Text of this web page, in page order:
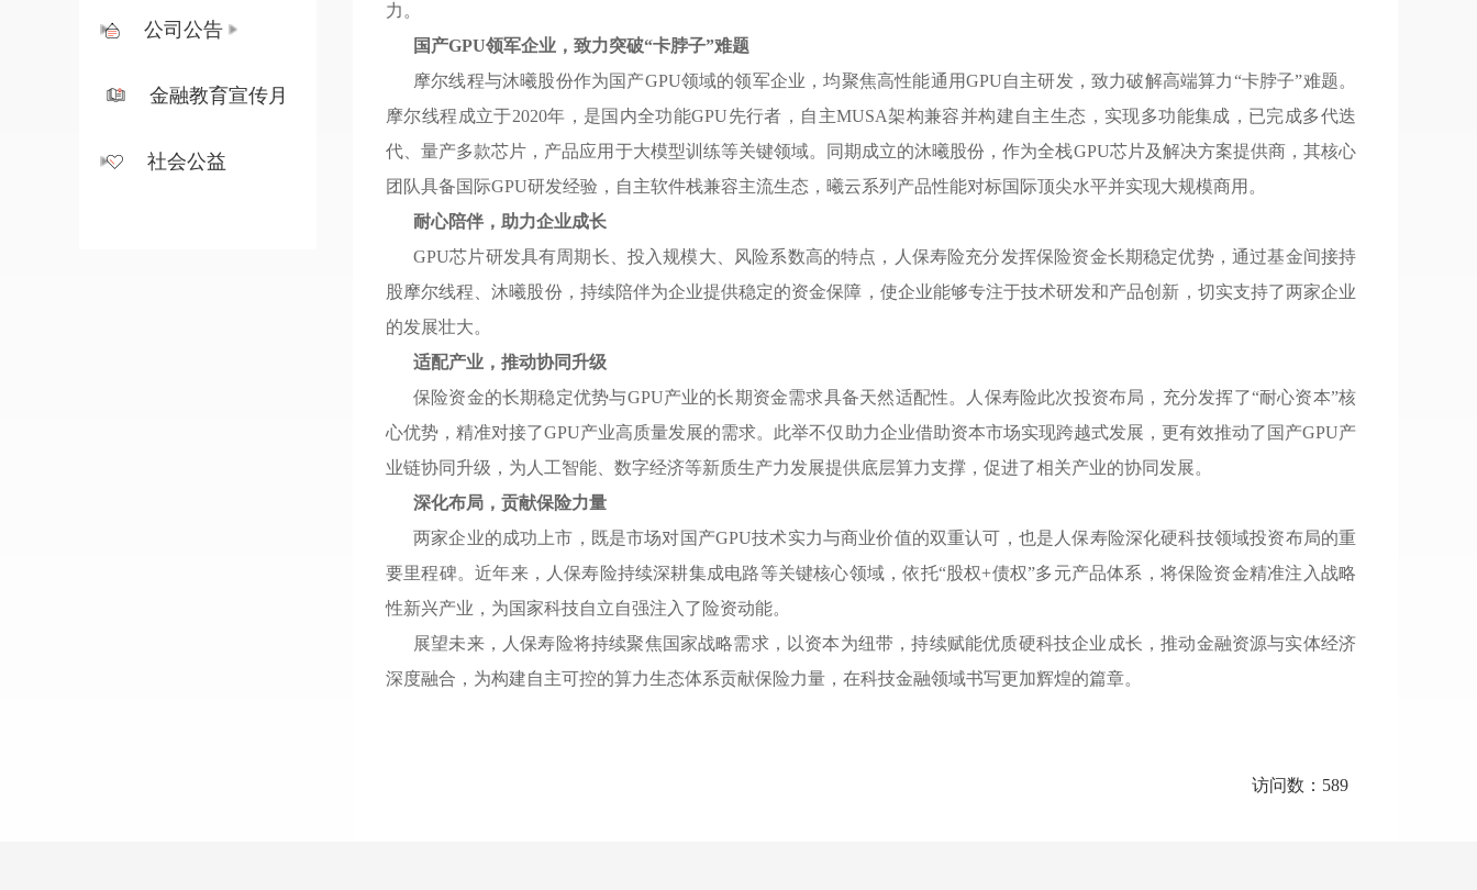
公司公告
金融教育宣传月
社会公益
力 。
国产GPU领军企业 ， 致力突破“卡脖子”难题
摩尔线程与沐曦股份作为国产GPU领域的领军企业 ，均聚焦高性能通用GPU自主研发，致力破解高端算力“卡脖子”难题。
摩尔线程成立于2020年 ， 是国内全功能GPU先行者 ， 自主MUSA架构兼容并构建自主生态 ， 实现多功能集成 ， 已完成多代迭
代、量产多款芯片 ， 产品应用于大模型训练等关键领域。 同期成立的沐曦股份 ，作为全栈GPU芯片及解决方案提供商， 其核心
团队具备国际GPU研发经验 ， 自主软件栈兼容主流生态 ， 曦云系列产品性能对标国际顶尖水平并实现大规模商用 。
耐心陪伴 ， 助力企业成长
GPU芯片研发具有周期长、投入规模大、风险系数高的特点 ， 人保寿险充分发挥保险资金长期稳定优势， 通过基金间接持
股摩尔线程、沐曦股份 ， 持续陪伴为企业提供稳定的资金保障 ， 使企业能够专注于技术研发和产品创新 ， 切实支持了两家企业
的发展壮大。
适配产业 ， 推动协同升级
保险资金的长期稳定优势与GPU产业的长期资金需求具备天然适配性。 人保寿险此次投资布局 ， 充分发挥了“耐心资本”核
心优势 ，精准对接了GPU产业高质量发展的需求。 此举不仅助力企业借助资本市场实现跨越式发展 ， 更有效推动了国产GPU产
业链协同升级 ， 为人工智能、数字经济等新质生产力发展提供底层算力支撑 ， 促进了相关产业的协同发展。
深化布局 ， 贡献保险力量
两家企业的成功上市 ， 既是市场对国产GPU技术实力与商业价值的双重认可 ， 也是人保寿险深化硬科技领域投资布局的重
要里程碑。近年来， 人保寿险持续深耕集成电路等关键核心领域 ，依托“股权+债权”多元产品体系 ， 将保险资金精准注入战略
性新兴产业 ， 为国家科技自立自强注入了险资动能。
展望未来， 人保寿险将持续聚焦国家战略需求， 以资本为纽带 ，持续赋能优质硬科技企业成长 ，推动金融资源与实体经济
深度融合 ， 为构建自主可控的算力生态体系贡献保险力量 ， 在科技金融领域书写更加辉煌的篇章。
访问数：589